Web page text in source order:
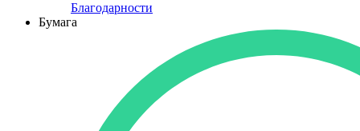
Благодарности
Бумага